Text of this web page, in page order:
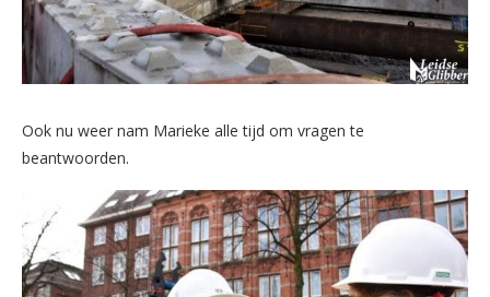
Ook nu weer nam Marieke alle tijd om vragen te
beantwoorden.